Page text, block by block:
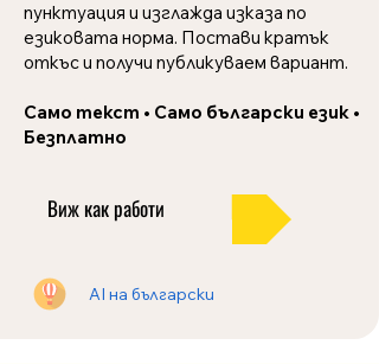
пунктуация и изглажда изказа по
езиковата норма. Постави кратък
откъс и получи публикуваем вариант.
Само текст • Само български език •
Безплатно
Виж как работи
AI на български